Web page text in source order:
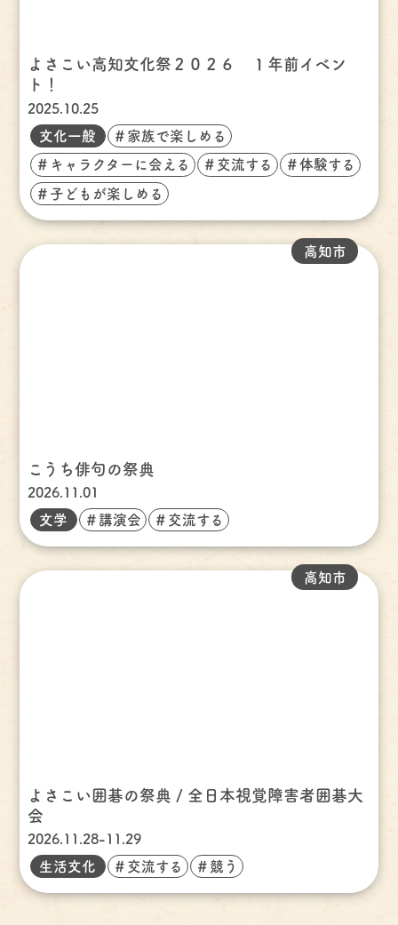
よさこい高知文化祭２０２６ １年前イベン
ト！
2025.10.25
文化一般
＃家族で楽しめる
＃キャラクターに会える ＃交流する ＃体験する
＃子どもが楽しめる
こうち俳句の祭典
2026.11.01
高知市
文学 ＃講演会 ＃交流する
よさこい囲碁の祭典 / 全日本視覚障害者囲碁大
会
2026.11.28-11.29
高知市
生活文化 ＃交流する ＃競う